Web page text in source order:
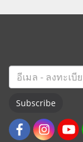
Subscribe